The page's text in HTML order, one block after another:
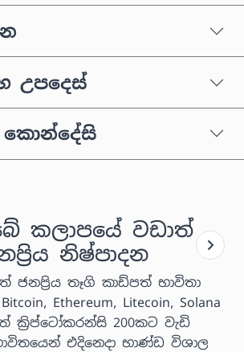
උපදෙස්
කලාපයේ වඩාත්
නිෂ්පාදන
ජනප්‍රිය තෑගි කාඩ්පත් භාවිතා
Ethereum, Litecoin, Solana
ක්‍රිප්ටෝකරන්සි 200කට වැඩි
එදිනෙදා භාණ්ඩ විශාල